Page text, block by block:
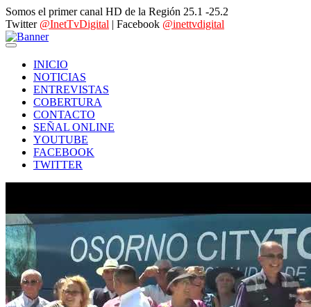
Somos el primer canal HD de la Región 25.1 -25.2
Twitter @InetTvDigital | Facebook @inettvdigital
INICIO
NOTICIAS
ENTREVISTAS
COBERTURA
CONTACTO
SEÑAL ONLINE
YOUTUBE
FACEBOOK
TWITTER